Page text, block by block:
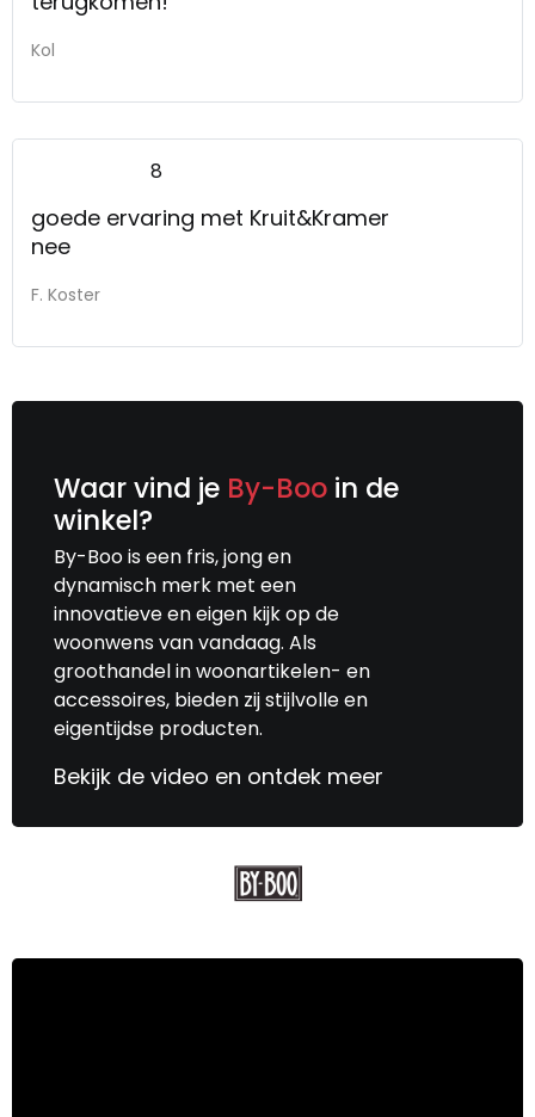
Kol
8
goede ervaring met Kruit&Kramer
nee
F. Koster
Waar vind je By-Boo in de
winkel?
By-Boo is een fris, jong en
dynamisch merk met een
innovatieve en eigen kijk op de
woonwens van vandaag. Als
groothandel in woonartikelen- en
accessoires, bieden zij stijlvolle en
eigentijdse producten.
Bekijk de video en ontdek meer